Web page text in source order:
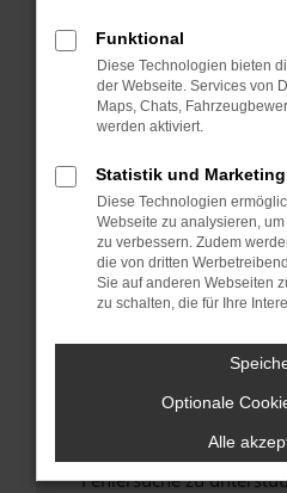
Fenster?
Starte dein Gerät neu.
Das kann manchmal
Probleme zu beheben.
Betriebssystem auf
sind.
Veraltete Software birgt
Sicherheitsrisiko,
führen, dass
unterstützt werden.
Wende dich an den
Wenn du alle oben
hast, kontaktiere uns
uns diesen Text
Fehlersuche zu
Funktional
Diese Technologien bieten
der Webseite. Services von
Maps, Chats,
werden aktiviert.
Statistik und Marketing
Diese Technologien
Webseite zu analysieren,
zu verbessern. Zudem
die von dritten
Sie auf anderen Webseiten
zu schalten, die für Ihre
Optionale
Alle